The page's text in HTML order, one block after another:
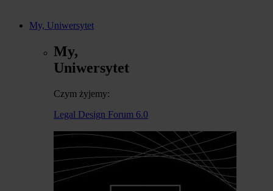
My, Uniwersytet
My,
Uniwersytet
Czym żyjemy:
Legal Design Forum 6.0